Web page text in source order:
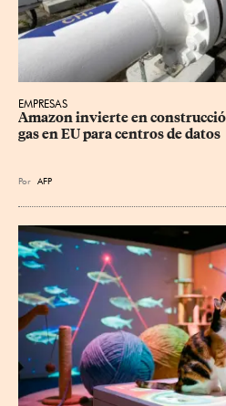
EMPRESAS
Amazon invierte en
gas en EU para centros de datos
Por AFP